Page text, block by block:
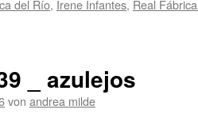
del Río, Irene Infantes, Real
_ azulejos
von andrea milde